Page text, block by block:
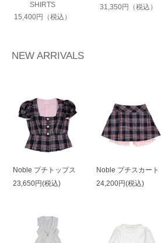
SHIRTS
15,400円（税込）
31,350円（税込）
NEW ARRIVALS
Noble プチトップス
23,650円(税込)
Noble プチスカート
24,200円(税込)